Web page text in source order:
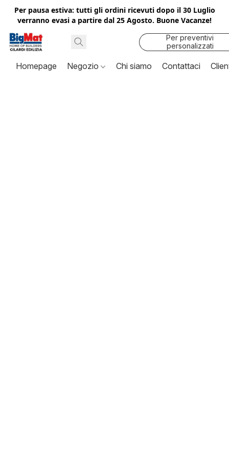
Per pausa estiva: tutti gli ordini ricevuti dopo il 30 Luglio
verranno evasi a partire dal 25 Agosto. Buone Vacanze!
Per preventivi
personalizzati
contattaci
Homepage Negozio Chi siamo Contattaci